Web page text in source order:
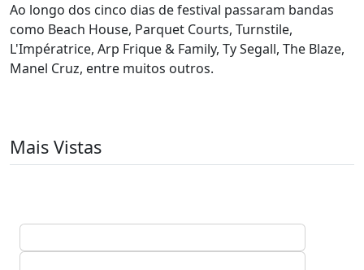
Ao longo dos cinco dias de festival passaram bandas
como Beach House, Parquet Courts, Turnstile,
L'Impératrice, Arp Frique & Family, Ty Segall, The Blaze,
Manel Cruz, entre muitos outros.
Mais Vistas